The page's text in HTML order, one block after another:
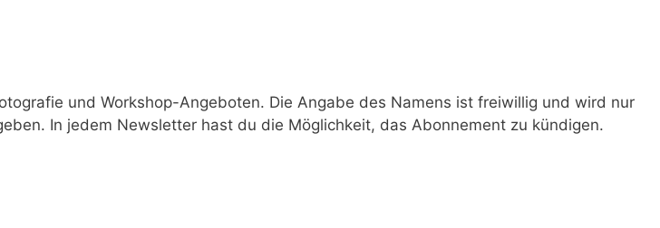
und Workshop-Angeboten. Die Angabe des Namens ist freiwillig und wird nur
In jedem Newsletter hast du die Möglichkeit, das Abonnement zu kündigen.